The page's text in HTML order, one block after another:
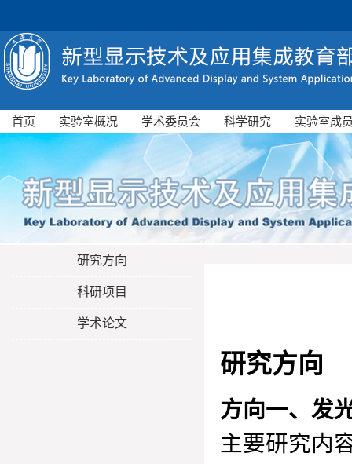
首页 实验室概况 学术委员会 科学研究 实验室成
研究方向
科研项目
学术论文
研究方向
方向一、发
主要研究内